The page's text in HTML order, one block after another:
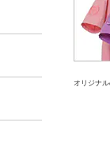
オリジナ